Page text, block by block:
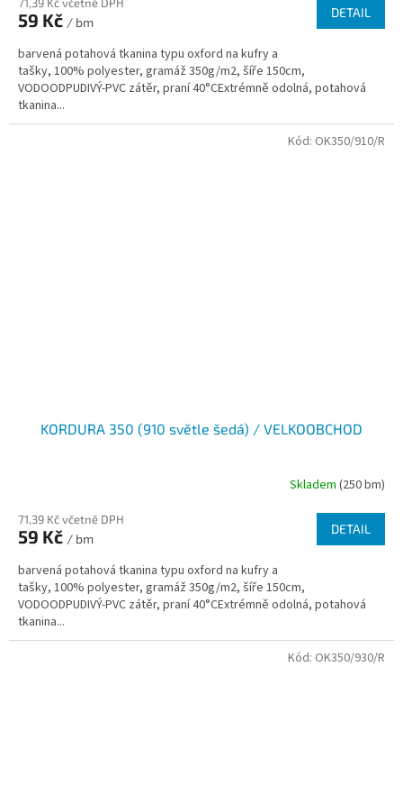
59 Kč / bm
DETAIL
barvená potahová tkanina typu oxford na kufry a
tašky, 100% polyester, gramáž 350g/m2, šíře 150cm,
VODOODPUDIVÝ-PVC zátěr, praní 40°CExtrémně odolná, potahová
tkanina...
KORDURA 350 (910 světle šedá) / VELKOOBCHOD
Skladem (250 bm)
71,39 Kč včetně DPH
59 Kč / bm
DETAIL
barvená potahová tkanina typu oxford na kufry a
tašky, 100% polyester, gramáž 350g/m2, šíře 150cm,
VODOODPUDIVÝ-PVC zátěr, praní 40°CExtrémně odolná, potahová
tkanina...
Kód: OK350/910/R
Kód: OK350/930/R